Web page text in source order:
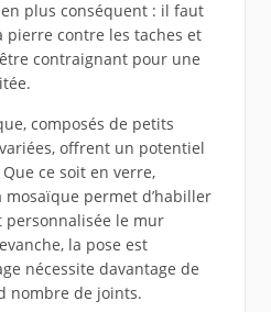
plus conséquent : il faut
contre les taches et
contraignant pour une
composés de petits
offrent un potentiel
ce soit en verre,
permet d’habiller
le mur
la pose est
nécessite davantage de
nombre de joints.